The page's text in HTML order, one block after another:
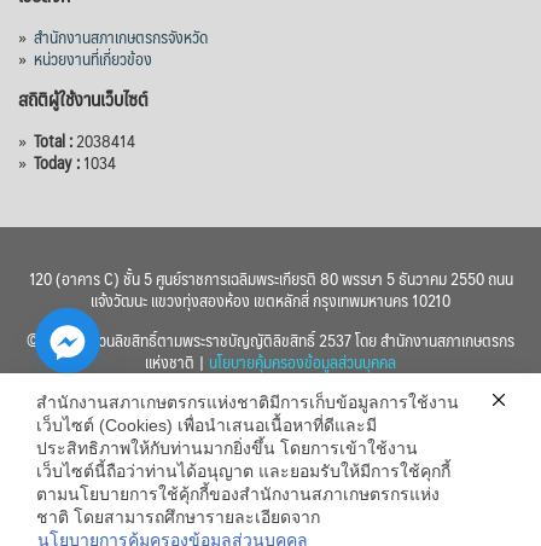
» สำนักงานสภาเกษตรกรจังหวัด
» หน่วยงานที่เกี่ยวข้อง
สถิติผู้ใช้งานเว็บไซต์
» Total :2038414
» Today :1034
120 (อาคาร C) ชั้น 5 ศูนย์ราชการเฉลิมพระเกียรติ 80 พรรษา 5 ธันวาคม 2550 ถนน
แจ้งวัฒนะ แขวงทุ่งสองห้อง เขตหลักสี่ กรุงเทพมหานคร 10210
© 2560 สงวนลิขสิทธิ์ตามพระราชบัญญัติลิขสิทธิ์ 2537 โดย สำนักงานสภาเกษตรกร
แห่งชาติ | นโยบายคุ้มครองข้อมูลส่วนบุคคล
สำนักงานสภาเกษตรกรแห่งชาติมีการเก็บข้อมูลการใช้งาน
เว็บไซต์ (Cookies) เพื่อนำเสนอเนื้อหาที่ดีและมี
ประสิทธิภาพให้กับท่านมากยิ่งขึ้น โดยการเข้าใช้งาน
เว็บไซต์นี้ถือว่าท่านได้อนุญาต และยอมรับให้มีการใช้คุกกี้
ตามนโยบายการใช้คุ้กกี้ของสำนักงานสภาเกษตรกรแห่ง
ชาติ โดยสามารถศึกษารายละเอียดจาก
นโยบายการคุ้มครองข้อมูลส่วนบุคคล
Hide
chaty